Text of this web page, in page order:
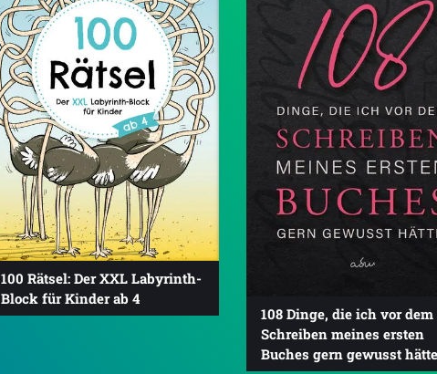
100 Rätsel: Der XXL Labyrinth-
Block für Kinder ab 4
108 Dinge, die ich vor dem
Schreiben meines ersten
Buches gern gewusst